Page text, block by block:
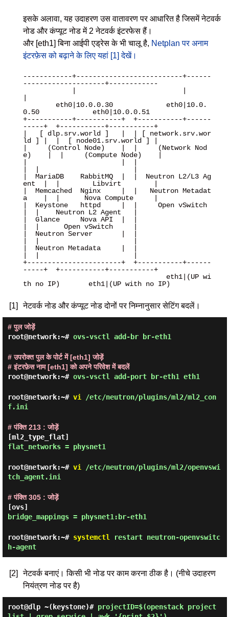
इसके अलावा, यह उदाहरण उस वातावरण पर आधारित है जिसमें नेटवर्क
नोड और कंप्यूट नोड में 2 नेटवर्क इंटरफेस हैं।
और [eth1] बिना आईपी एड्रेस के भी चालू है, Netplan पर अनाम
इंटरफ़ेस को बढ़ाने के लिए यहां [1] देखें।
------------+--------------------------+------
--------------------+------------
0.50             eth0|10.0.0.51
+-----------+-----------+  +-----------+------
-----+  +-----------+-----------+
|   [ dlp.srv.world ]   |  | [ network.srv.wor
ld ] |  |  [ node01.srv.world ] |
|     (Control Node)    |  |     (Network Nod
e)    |  |     (Compute Node)    |
|  MariaDB    RabbitMQ  |  |  Neutron L2/L3 Ag
ent  |  |        Libvirt        |
|  Memcached  Nginx     |  |   Neutron Metadat
a    |  |      Nova Compute     |
|  Keystone   httpd     |  |     Open vSwitch
|  |    Neutron L2 Agent   |
|  Glance     Nova API  |  |
|  |      Open vSwitch     |
|  Neutron Server       |  |
|  Neutron Metadata     |  |
+-----------------------+  +-----------+------
-----+  +-----------+-----------+
th no IP)       eth1|(UP with no IP)
[1] नेटवर्क नोड और कंप्यूट नोड दोनों पर निम्नानुसार सेटिंग बदलें।
# पुल जोड़ें
root@network:~# ovs-vsctl add-br br-eth1
# उपरोक्त पुल के पोर्ट में [eth1] जोड़ें
# इंटरफ़ेस नाम [eth1] को अपने परिवेश में बदलें
root@network:~# ovs-vsctl add-port br-eth1 eth1
root@network:~# vi /etc/neutron/plugins/ml2/ml2_con
f.ini
# पंक्ति 213 : जोड़ें
[ml2_type_flat]
flat_networks = physnet1
root@network:~# vi /etc/neutron/plugins/ml2/openvswi
tch_agent.ini
# पंक्ति 305 : जोड़ें
[ovs]
bridge_mappings = physnet1:br-eth1
root@network:~# systemctl restart neutron-openvswitc
h-agent
[2]
नेटवर्क बनाएं। किसी भी नोड पर काम करना ठीक है। (नीचे उदाहरण
नियंत्रण नोड पर है)
root@dlp ~(keystone)# projectID=$(openstack project